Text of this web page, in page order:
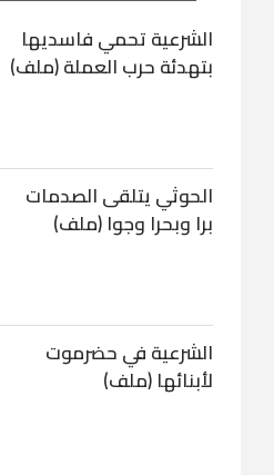
الشرعية تحمي فاسديها
بتهدئة حرب العملة (ملف)
الحوثي يتلقى الصدمات
برا وبحرا وجوا (ملف)
الشرعية في حضرموت
لأبنائها (ملف)